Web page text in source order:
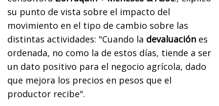
su punto de vista sobre el impacto del
movimiento en el tipo de cambio sobre las
distintas actividades: "Cuando la devaluación es
ordenada, no como la de estos días, tiende a ser
un dato positivo para el negocio agrícola, dado
que mejora los precios en pesos que el
productor recibe".